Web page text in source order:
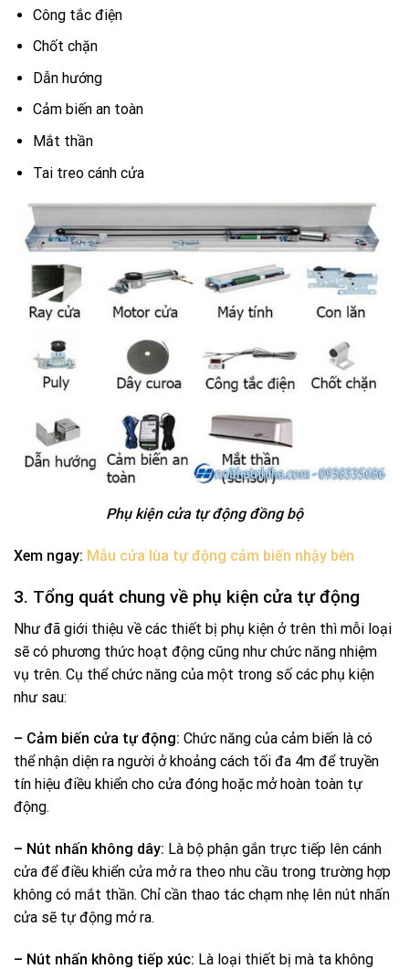
Công tắc điện
Chốt chặn
Dẫn hướng
Cảm biến an toàn
Mắt thần
Tai treo cánh cửa
Phụ kiện cửa tự động đồng bộ
Xem ngay: Mẫu cửa lùa tự động cảm biến nhậy bén
3. Tổng quát chung về phụ kiện cửa tự động
Như đã giới thiệu về các thiết bị phụ kiện ở trên thì mỗi loại
sẽ có phương thức hoạt động cũng như chức năng nhiệm
vụ trên. Cụ thể chức năng của một trong số các phụ kiện
như sau:
– Cảm biến cửa tự động: Chức năng của cảm biến là có
thể nhận diện ra người ở khoảng cách tối đa 4m để truyền
tín hiệu điều khiển cho cửa đóng hoặc mở hoàn toàn tự
động.
– Nút nhấn không dây: Là bộ phận gắn trực tiếp lên cánh
cửa để điều khiển cửa mở ra theo nhu cầu trong trường hợp
không có mắt thần. Chỉ cần thao tác chạm nhẹ lên nút nhấn
cửa sẽ tự động mở ra.
– Nút nhấn không tiếp xúc: Là loại thiết bị mà ta không